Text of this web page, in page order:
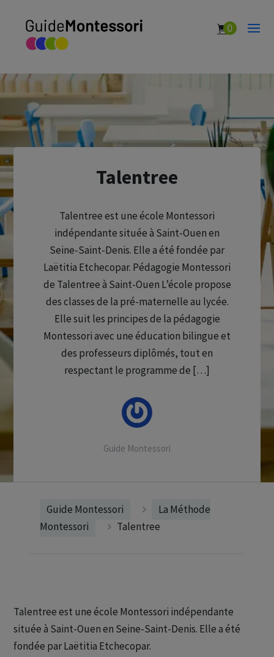
0
Talentree
Talentree est une école Montessori
indépendante située à Saint-Ouen en
Seine-Saint-Denis. Elle a été fondée par
Laëtitia Etchecopar. Pédagogie Montessori
de Talentree à Saint-Ouen L’école propose
des classes de la pré-maternelle au lycée.
Elle suit les principes de la pédagogie
Montessori avec une éducation bilingue et
des professeurs diplômés, tout en
respectant le programme de […]
Guide Montessori
Guide Montessori
La Méthode
Montessori
Talentree
Talentree est une école Montessori indépendante
située à Saint-Ouen en Seine-Saint-Denis. Elle a été
fondée par Laëtitia Etchecopar.